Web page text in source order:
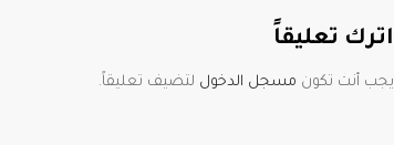
اترك تعليقاً
يجب أنت تكون مسجل الدخول لتضيف تعليقاً.